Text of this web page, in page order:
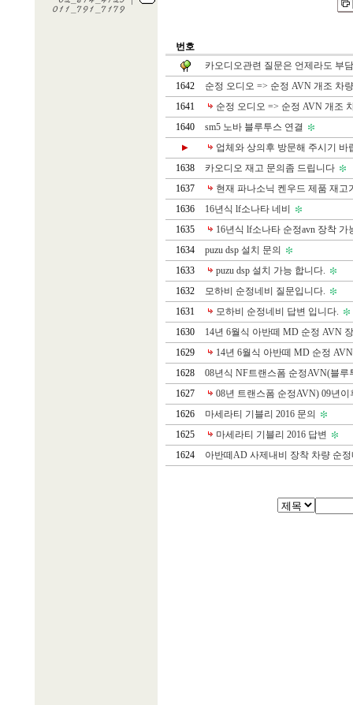
번호
카오디오관련 질문은 언제라도 부
1642
순정 오디오 => 순정 AVN 개조 차
1641
순정 오디오 => 순정 AVN 개조
1640
sm5 노바 블루투스 연결
▶
업체와 상의후 방문해 주시기 바
1638
카오디오 재고 문의좀 드립니다
1637
현재 파나소닉 켄우드 제품 재고
1636
16년식 lf소나타 네비
1635
16년식 lf소나타 순정avn 장착 가
1634
puzu dsp 설치 문의
1633
puzu dsp 설치 가능 합니다.
1632
모하비 순정네비 질문입니다.
1631
모하비 순정네비 답변 입니다.
1630
14년 6월식 아반떼 MD 순정 AVN
1629
14년 6월식 아반떼 MD 순정
1628
08년식 NF트랜스폼 순정AVN(블
1627
08년 트랜스폼 순정AVN) 09년
1626
마세라티 기블리 2016 문의
1625
마세라티 기블리 2016 답변
1624
아반떼AD 사제내비 장착 차량 순